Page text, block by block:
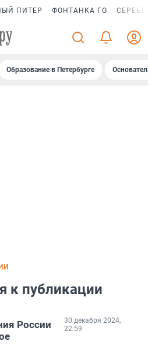
ПИТЕР ФОНТАНКА ГО
Образование в Петербурге
к публикации
России
30 декабря 2024,
22:59